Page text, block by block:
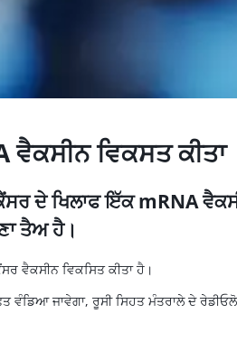
ਵਿਕਸਤ ਕੀਤਾ
ਦੇ ਖਿਲਾਫ ਇੱਕ mRNA
ਤੈਅ ਹੈ।
ਵੈਕਸੀਨ ਵਿਕਸਿਤ ਕੀਤਾ ਹੈ।
ਜਾਵੇਗਾ, ਰੂਸੀ ਸਿਹਤ ਮੰਤਰਾਲੇ ਦੇ